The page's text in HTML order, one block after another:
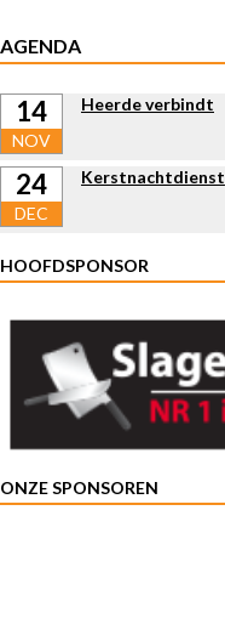
AGENDA
14
NOV
Heerde verbindt
24
DEC
Kerstnachtdienst
HOOFDSPONSOR
ONZE SPONSOREN